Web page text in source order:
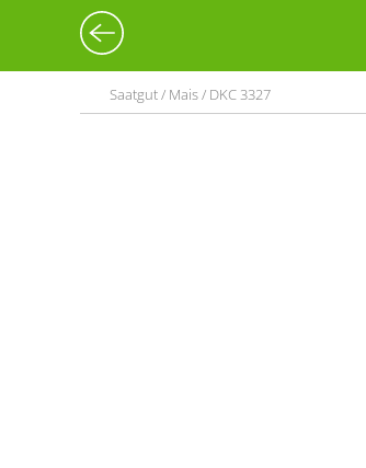
Saatgut / Mais / DKC 3327